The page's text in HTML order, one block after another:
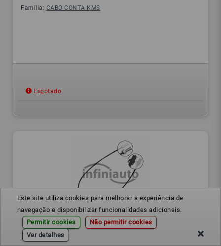
Este site utiliza cookies para melhorar a experiência de
navegação e disponibilizar funcionalidades adicionais.
Permitir cookies
Não permitir cookies
Ver detalhes
Família: CABO CONTA KMS
Esgotado
Ref.: 26S08013
CABO C KMS FORD ESCORT ORION